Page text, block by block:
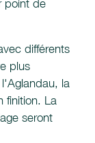
point de
différents
plus
la
finition. La
seront